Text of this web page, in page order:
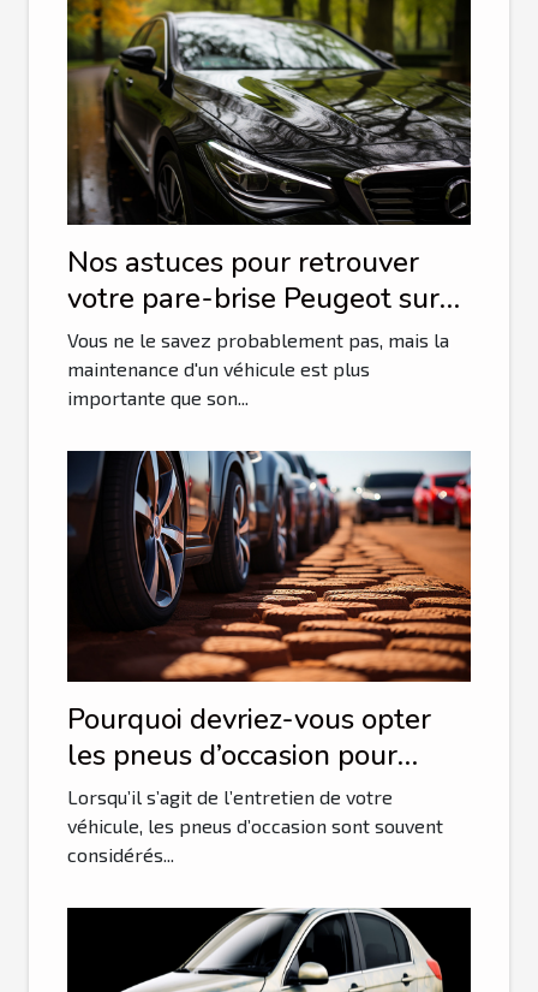
Nos astuces pour retrouver
votre pare-brise Peugeot sur
le net
Vous ne le savez probablement pas, mais la
maintenance d'un véhicule est plus
importante que son...
Pourquoi devriez-vous opter
les pneus d’occasion pour
votre véhicule ?
Lorsqu’il s’agit de l’entretien de votre
véhicule, les pneus d’occasion sont souvent
considérés...